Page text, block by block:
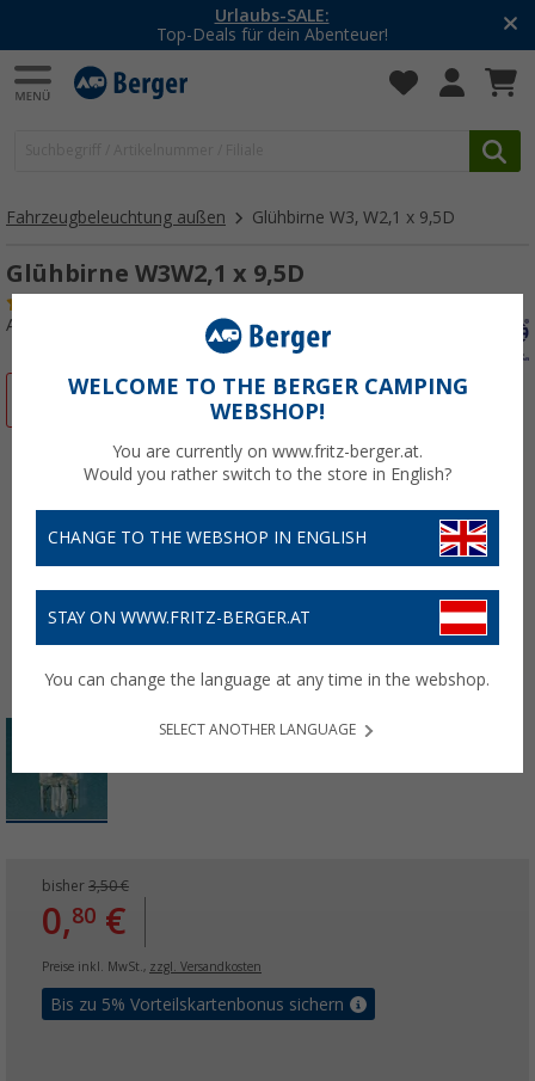
Urlaubs-SALE:
Top-Deals für dein Abenteuer!
Fahrzeugbeleuchtung außen Glühbirne W3, W2,1 x 9,5D
Glühbirne W3W2,1 x 9,5D
Art.-Nr.: 147460
bisher 3,50 €
0,80 €
Preise inkl. MwSt., zzgl. Versandkosten
Bis zu 5% Vorteilskartenbonus sichern
WELCOME TO THE BERGER CAMPING
WEBSHOP!
You are currently on www.fritz-berger.at.
Would you rather switch to the store in English?
CHANGE TO THE WEBSHOP IN ENGLISH
STAY ON WWW.FRITZ-BERGER.AT
You can change the language at any time in the webshop.
SELECT ANOTHER LANGUAGE